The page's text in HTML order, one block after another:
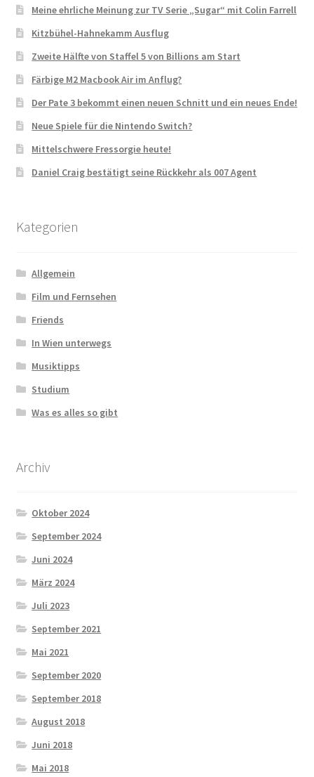
Meine ehrliche Meinung zur TV Serie „Sugar“ mit Colin Farrell
Kitzbühel-Hahnekamm Ausflug
Zweite Hälfte von Staffel 5 von Billions am Start
Färbige M2 Macbook Air im Anflug?
Der Pate 3 bekommt einen neuen Schnitt und ein neues Ende!
Neue Spiele für die Nintendo Switch?
Mittelschwere Fressorgie heute!
Daniel Craig bestätigt seine Rückkehr als 007 Agent
Kategorien
Allgemein
Film und Fernsehen
Friends
In Wien unterwegs
Musiktipps
Studium
Was es alles so gibt
Archiv
Oktober 2024
September 2024
Juni 2024
März 2024
Juli 2023
September 2021
Mai 2021
September 2020
September 2018
August 2018
Juni 2018
Mai 2018